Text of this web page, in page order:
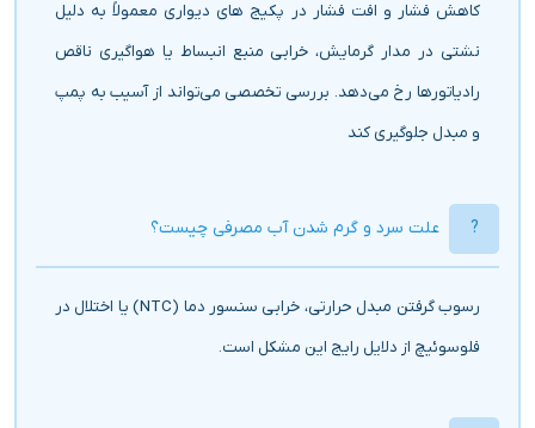
کاهش فشار و افت فشار در پکیج های دیواری معمولاً به دلیل
نشتی در مدار گرمایش، خرابی منبع انبساط یا هواگیری ناقص
رادیاتورها رخ می‌دهد. بررسی تخصصی می‌تواند از آسیب به پمپ
و مبدل جلوگیری کند
علت سرد و گرم شدن آب مصرفی چیست؟
رسوب گرفتن مبدل حرارتی، خرابی سنسور دما (NTC) یا اختلال در
فلوسوئیچ از دلایل رایج این مشکل است.